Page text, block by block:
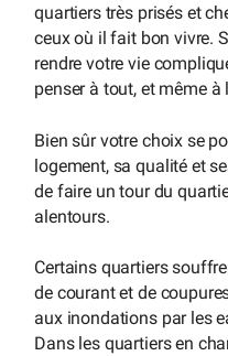
quartiers très prisés et
ceux où il fait bon vivre.
rendre votre vie
penser à tout, et même à
Bien sûr votre choix se
logement, sa qualité et
de faire un tour du
alentours.
Certains quartiers
de courant et de
aux inondations par les
Dans les quartiers en